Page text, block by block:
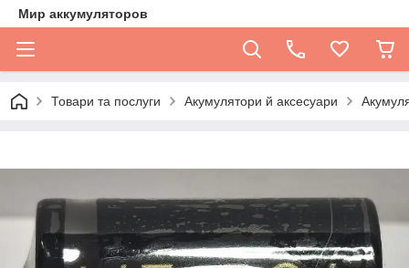
Мир аккумуляторов
Товари та послуги Акумулятори й аксесуари